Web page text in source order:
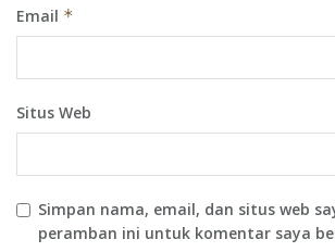
Email *
Situs Web
Simpan nama, email, dan situs web
peramban ini untuk komentar saya